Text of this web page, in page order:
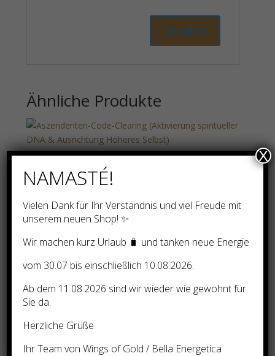
Ähnliche Produkte
Aszendenten-Code-Clearing
(Aktivierung spiritueller DNA
& Ausrichtung Höheres
Selbst)
100,00€
Präsidentielles Gold – Gold
ins Leben ziehen
28,00€
NAMASTÉ!
Vielen Dank für Ihr Verständnis und viel Freude mit
unserem neuen Shop! ✨
Wir machen kurz Urlaub 🧳 und tanken neue Energie
vom 30.07 bis einschließlich 10.08.2026.
Ab dem 11.08.2026 sind wir wieder wie gewohnt für
Sie da.
Herzliche Grüße
Ihr Team von Wings of Gold / Bella Energetica
X